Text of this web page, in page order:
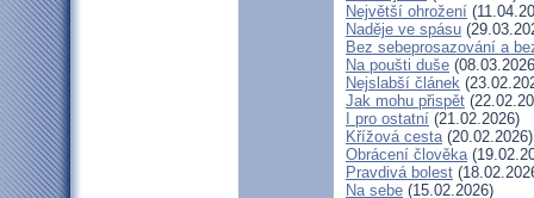
Největší ohrožení
Naděje ve spásu
Bez sebeprosazování a
Na poušti duše
Nejslabší článek
Jak mohu přispět
I pro ostatní (21.02.2026)
Křížová cesta(20.02.2026)
Obrácení člověka
Pravdivá bolest
Na sebe (15.02.2026)